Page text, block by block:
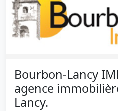
Bourbon-Lancy
agence
Lancy.